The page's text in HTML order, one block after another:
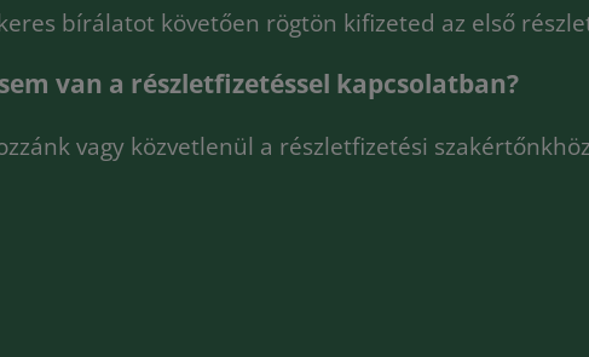
bírálatot követően rögtön kifizeted az első
van a részletfizetéssel kapcsolatban?
vagy közvetlenül a részletfizetési